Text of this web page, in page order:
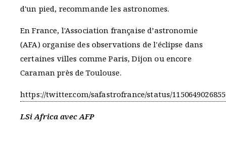
d'un pied, recommande les astronomes.
En France, l'Association française d’astronomie
(AFA) organise des observations de l'éclipse dans
certaines villes comme Paris, Dijon ou encore
Caraman près de Toulouse.
https://twitter.com/safastrofrance/status/
LSi Africa avec AFP